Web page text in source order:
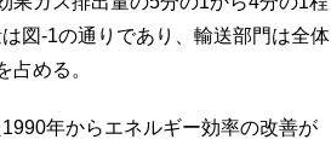
図-1の通りであり、輸送部門は全体
める。
年からエネルギー効率の改善が